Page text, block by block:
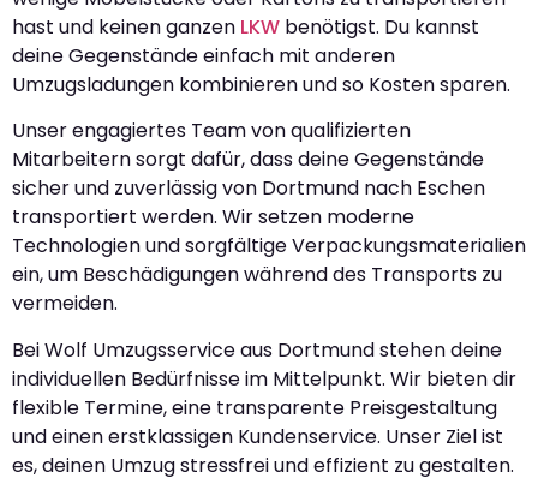
hast und keinen ganzen LKW benötigst. Du kannst
deine Gegenstände einfach mit anderen
Umzugsladungen kombinieren und so Kosten sparen.
Unser engagiertes Team von qualifizierten
Mitarbeitern sorgt dafür, dass deine Gegenstände
sicher und zuverlässig von Dortmund nach Eschen
transportiert werden. Wir setzen moderne
Technologien und sorgfältige Verpackungsmaterialien
ein, um Beschädigungen während des Transports zu
vermeiden.
Bei Wolf Umzugsservice aus Dortmund stehen deine
individuellen Bedürfnisse im Mittelpunkt. Wir bieten dir
flexible Termine, eine transparente Preisgestaltung
und einen erstklassigen Kundenservice. Unser Ziel ist
es, deinen Umzug stressfrei und effizient zu gestalten.